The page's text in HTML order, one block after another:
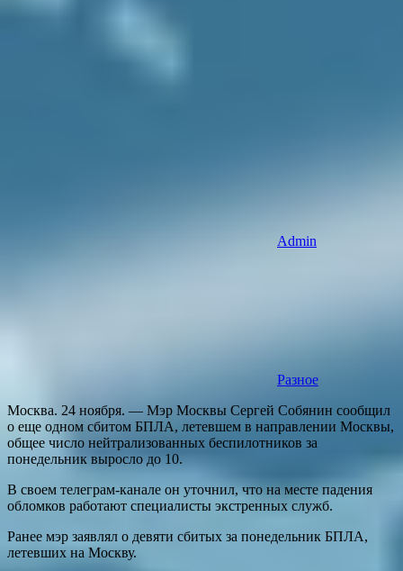
Admin
Разное
Москва. 24 ноября. — Мэр Москвы Сергей Собянин сообщил
о еще одном сбитом БПЛА, летевшем в направлении Москвы,
общее число нейтрализованных беспилотников за
понедельник выросло до 10.
В своем телеграм-канале он уточнил, что на месте падения
обломков работают специалисты экстренных служб.
Ранее мэр заявлял о девяти сбитых за понедельник БПЛА,
летевших на Москву.